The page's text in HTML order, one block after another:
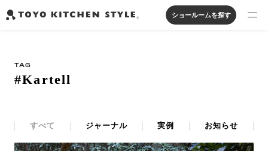
オープンキッチン
実例から探す
私たちについて
ショールームを探す
TAG
#Kartell
すべて ジャーナル 実例 お知らせ